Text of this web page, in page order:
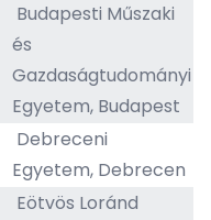
Budapesti Műszaki
és
Gazdaságtudományi
Egyetem, Budapest
Debreceni
Egyetem, Debrecen
Eötvös Loránd